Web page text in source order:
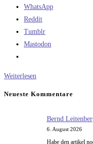
WhatsApp
Reddit
Tumblr
Mastodon
Weiterlesen
Neueste Kommentare
Bernd
6. August 2026
Habe den artikel